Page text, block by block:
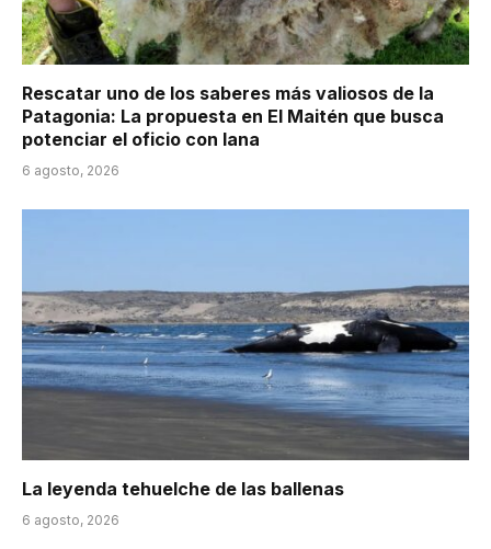
Rescatar uno de los saberes más valiosos de la
Patagonia: La propuesta en El Maitén que busca
potenciar el oficio con lana
6 agosto, 2026
La leyenda tehuelche de las ballenas
6 agosto, 2026